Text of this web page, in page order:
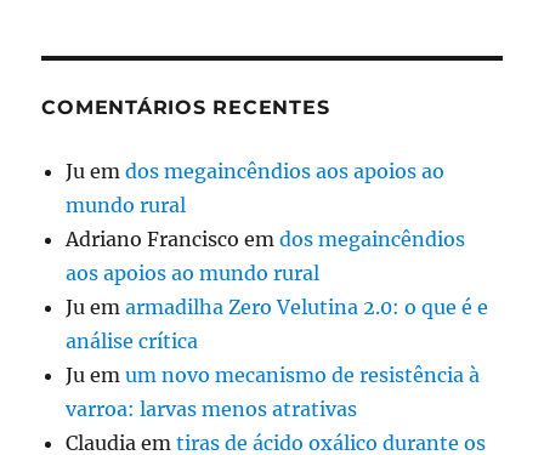
COMENTÁRIOS RECENTES
Ju emdos megaincêndios aos apoios ao
mundo rural
Adriano Francisco emdos megaincêndios
aos apoios ao mundo rural
Ju emarmadilha Zero Velutina 2.0: o que é e
análise crítica
Ju emum novo mecanismo de resistência à
varroa: larvas menos atrativas
Claudia emtiras de ácido oxálico durante os